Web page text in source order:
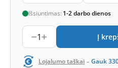
Išsiuntimas: 1-2 darbo dienos
1 Į
Lojalumo taškai - Gauk